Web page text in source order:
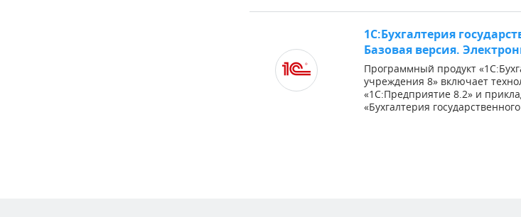
1С:Бухгалтерия
Базовая версия.
Программный продукт
учреждения 8» включает
«1С:Предприятие 8.2» и
«Бухгалтерия